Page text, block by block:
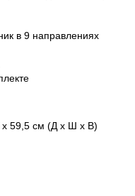
в 9 направлениях
59,5 см (Д х Ш х В)